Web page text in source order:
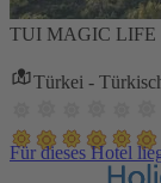
TUI MAGIC LIFE
Türkei -
Für dieses Hotel